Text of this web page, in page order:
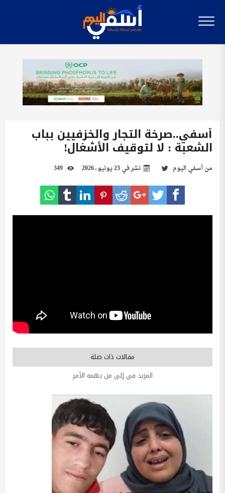
أسفي..صرخة التجار والخزفيين بباب
الشعبة : لا لتوقيف الأشغال!
منأسفي اليوم نشر في23 يونيو، 2026
مقالات ذات صلة
المزيد في إلى من يهمه الأمر